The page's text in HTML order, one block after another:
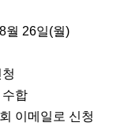
월 26일(월)
합
이메일로 신청